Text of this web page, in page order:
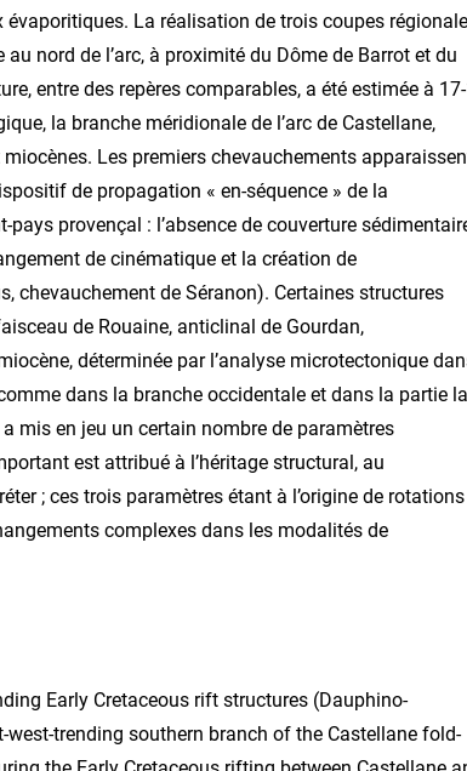
La réalisation de trois coupes
nord de l’arc, à proximité du Dôme de Barrot et du
entre des repères comparables, a été estimée à
la branche méridionale de l’arc de Castellane,
Les premiers chevauchements
de propagation « en-séquence » de la
provençal : l’absence de couverture
de cinématique et la création de
chevauchement de Séranon). Certaines structures
de Rouaine, anticlinal de Gourdan,
déterminée par l’analyse microtectonique
dans la branche occidentale et dans la partie la
mis en jeu un certain nombre de paramètres
est attribué à l’héritage structural, au
; ces trois paramètres étant à l’origine de rotations
complexes dans les modalités de
Early Cretaceous rift structures (Dauphino-
trending southern branch of the Castellane fold-